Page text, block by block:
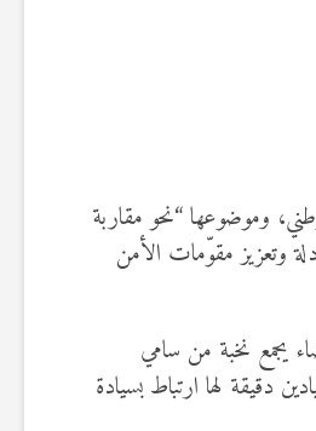
لمعهد الدفاع الوطني، وموضوعها “نحو مقاربة
وتعزيز مقوّمات الأمن
يجمع نخبة من سامي
دقيقة لها ارتباط بسيادة